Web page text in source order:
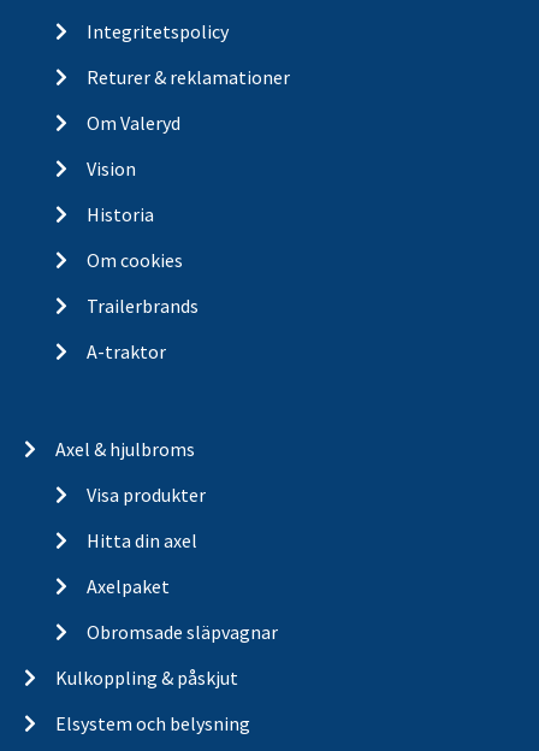
Integritetspolicy
Returer & reklamationer
Om Valeryd
Vision
Historia
Om cookies
Trailerbrands
A-traktor
Axel & hjulbroms
Visa produkter
Hitta din axel
Axelpaket
Obromsade släpvagnar
Kulkoppling & påskjut
Elsystem och belysning